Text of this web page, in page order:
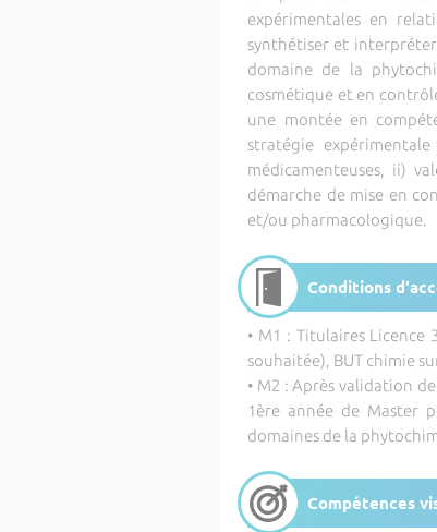
expérimentales en
synthétiser et
domaine de la
cosmétique et en
une montée en
stratégie
médicamenteuses, ii)
démarche de mise en
et/ou pharmacologique.
Conditions
• M1 : Titulaires Licence
souhaitée), BUT chimie
• M2 : Après validation
1ère année de Master
domaines de la
Compétences